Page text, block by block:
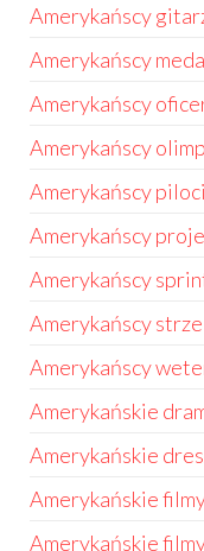
Amerykańscy
Amerykańscy
Amerykańscy
Amerykańscy
Amerykańscy piloci
Amerykańscy
Amerykańscy
Amerykańscy
Amerykańscy
Amerykańskie
Amerykańskie
Amerykańskie
Amerykańskie